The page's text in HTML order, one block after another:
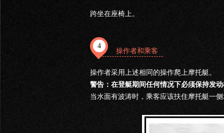
跨坐在座椅上。
4
操作者和乘客
操作者采用上述相同的操作爬上摩托艇。
警告：在登艇期间任何情况下必须保持发
当水面有波涛时，乘客应该扶住摩托艇一